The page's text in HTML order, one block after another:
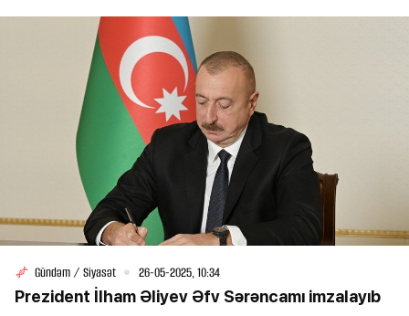
Gündəm / Siyasət 26-05-2025, 10:34
Prezident İlham Əliyev Əfv Sərəncamı imzalayıb